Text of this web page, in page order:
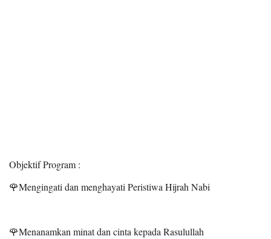
Objektif Program :
🌹Mengingati dan menghayati Peristiwa Hijrah Nabi
🌹Menanamkan minat dan cinta kepada Rasulullah